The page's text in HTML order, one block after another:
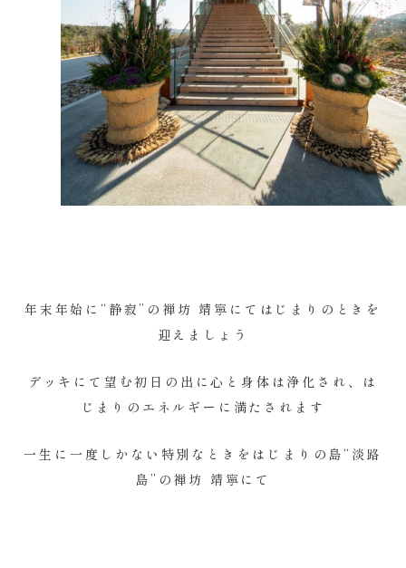
年末年始に“静寂”の禅坊 靖寧にてはじまりのときを
迎えましょう
デッキにて望む初日の出に心と身体は浄化され、は
じまりのエネルギーに満たされます
一生に一度しかない特別なときをはじまりの島“淡路
島”の禅坊 靖寧にて